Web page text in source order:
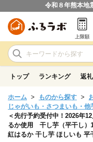
令和８年熊本地
上限額
トップ ランキング 返
ホーム ものから探す
じゃがいも・さつまいも・他
＜先行予約受付中！2026年
るか使用 干し芋（平干し）
紅はるか 干し芋 ほしいも 平